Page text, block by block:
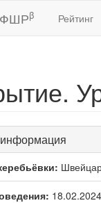
ФШРβ Рейтинг
18.02.2024